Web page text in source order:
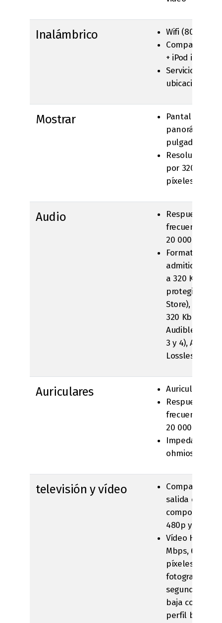
Inalámbrico
Wifi (802.11b/g)
Compatible
+ iPod
Servicio
ubicación de
Mostrar
Pantalla
panorámica
pulgadas
Resolución
por 320
píxeles por
Audio
Respuesta de
frecuencia: 20
20 000 Hz
Formatos de
admitidos:
a 320 Kbps),
protegido (de
Store), MP3
320 Kbps),
Audible
3 y 4), Apple
Lossless, AIFF
Auriculares
Auriculares
Respuesta de
frecuencia: 20
20 000 Hz
Impedancia:
ohmios
televisión y vídeo
salida de TV
componentes
480p y 576p
Vídeo H.264,
Mbps, 640 x
píxeles, 30
fotogramas
segundo,
baja
perfil base